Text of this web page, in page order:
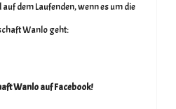
dem Laufenden, wenn es um die
Wanlo geht:
Wanlo auf Facebook!